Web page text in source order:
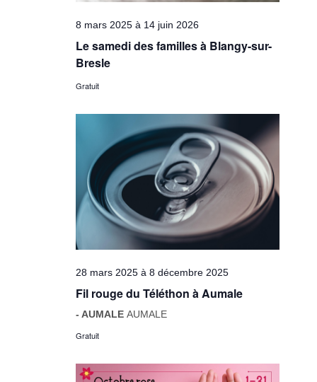
8 mars 2025 à 14 juin 2026
Le samedi des familles à Blangy-sur-
Bresle
Gratuit
28 mars 2025 à8 décembre 2025
Fil rouge du Téléthon à Aumale
- AUMALEAUMALE
Gratuit